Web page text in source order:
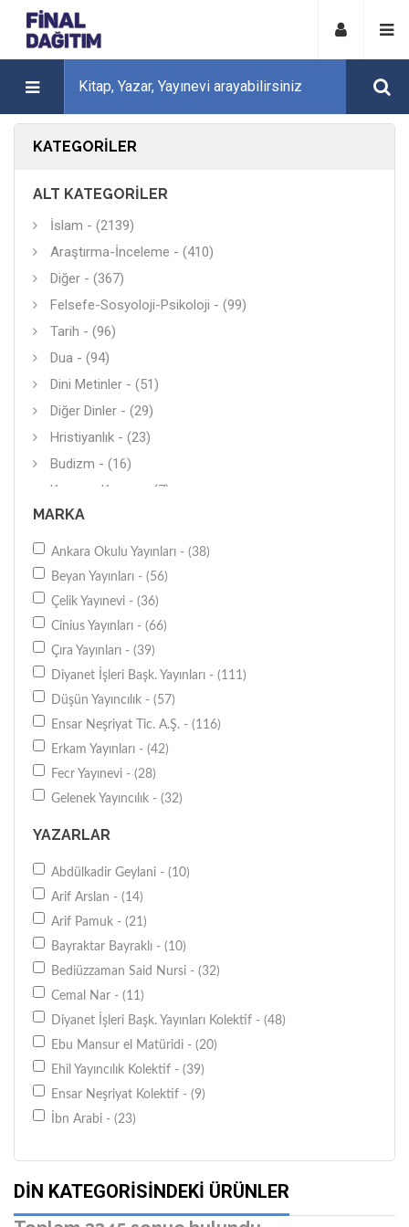
KATEGORILER
ALT KATEGORILER
İslam - (2139)
Araştırma-İnceleme - (410)
Diğer - (367)
Felsefe-Sosyoloji-Psikoloji - (99)
Tarih - (96)
Dua - (94)
Dini Metinler - (51)
Diğer Dinler - (29)
Hristiyanlık - (23)
Budizm - (16)
Kavram-Kurum - (7)
Ateizm - (5)
Musevilik - (5)
Dini Hukuk - (3)
Güncel - (1)
MARKA
Ankara Okulu Yayınları - (38)
Beyan Yayınları - (56)
Çelik Yayınevi - (36)
Cinius Yayınları - (66)
Çıra Yayınları - (39)
Diyanet İşleri Başk. Yayınları - (111)
Düşün Yayıncılık - (57)
Ensar Neşriyat Tic. A.Ş. - (116)
Erkam Yayınları - (42)
Fecr Yayınevi - (28)
Gelenek Yayıncılık - (32)
İşaret Yayınları - (38)
İz Yayıncılık - (61)
Marifet Yayınları - (29)
Nesil Yayınları - (62)
Pamuk Yayıncılık - (38)
Nida Yayıncılık - (33)
Ravza Yayınları - (39)
Semerkand Basım Yayın - (42)
Söz Basım Yayın - (29)
Timaş Yayınları - (28)
Türkiye Diyanet Vak. Yayınları - (36)
Gece Kitaplığı - (30)
Dilara Yayınları - (39)
YAZARLAR
Abdülkadir Geylani - (10)
Arif Arslan - (14)
Arif Pamuk - (21)
Bayraktar Bayraklı - (10)
Bediüzzaman Said Nursi - (32)
Cemal Nar - (11)
Diyanet İşleri Başk. Yayınları Kolektif - (48)
Ebu Mansur el Matüridi - (20)
Ehil Yayıncılık Kolektif - (39)
Ensar Neşriyat Kolektif - (9)
İbn Arabi - (23)
İmam ı Gazali - (17)
İmam Rabbani - (10)
DIN KATEGORISINDEKI ÜRÜNLER